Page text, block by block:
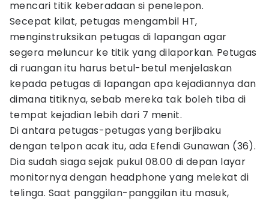
mencari titik keberadaan si penelepon.
Secepat kilat, petugas mengambil HT,
menginstruksikan petugas di lapangan agar
segera meluncur ke titik yang dilaporkan. Petugas
di ruangan itu harus betul-betul menjelaskan
kepada petugas di lapangan apa kejadiannya dan
dimana titiknya, sebab mereka tak boleh tiba di
tempat kejadian lebih dari 7 menit.
Di antara petugas-petugas yang berjibaku
dengan telpon acak itu, ada Efendi Gunawan (36).
Dia sudah siaga sejak pukul 08.00 di depan layar
monitornya dengan headphone yang melekat di
telinga. Saat panggilan-panggilan itu masuk,